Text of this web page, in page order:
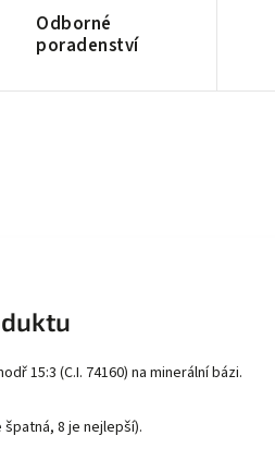
Odborné
poradenství
15:3 (C.I. 74160) na minerální bázi.
špatná, 8 je nejlepší).